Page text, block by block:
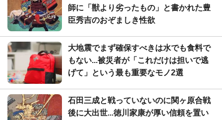
師に「獣より劣ったもの」と書かれた豊
臣秀吉のおぞましき性欲
大地震でまず確保すべきは水でも食料で
もない...被災者が「これだけは担いで逃
げて」という最も重要なモノ2選
石田三成と戦っていないのに関ヶ原合戦
後に大出世...徳川家康が厚い信頼を置い